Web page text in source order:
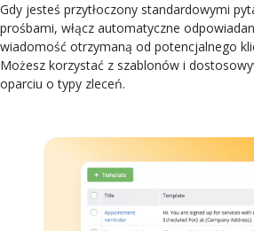
Gdy jesteś przytłoczony standardowymi
prośbami, włącz automatyczne
wiadomość otrzymaną od potencjalnego
Możesz korzystać z szablonów i
oparciu o typy zleceń.